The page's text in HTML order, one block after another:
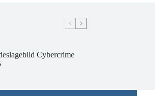
Cybercrime